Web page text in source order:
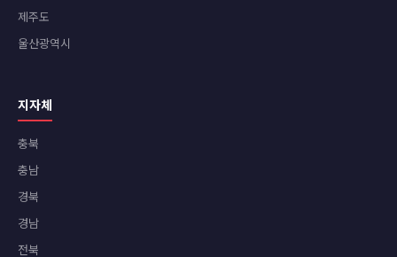
제주도
울산광역시
지자체
충북
충남
경북
경남
전북